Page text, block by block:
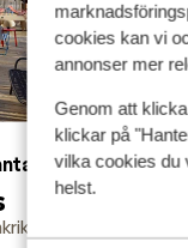
cookies kan vi
annonser mer
Genom att
klickar på
vilka cookies du
helst.
Les